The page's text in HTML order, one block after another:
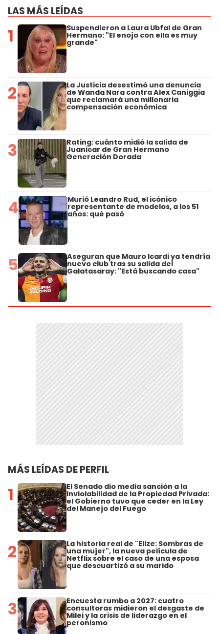
LAS MÁS LEÍDAS
1 Suspendieron a Laura Ubfal de Gran
Hermano: "El enojo con ella es muy
grande"
2 La Justicia desestimó una denuncia
de Wanda Nara contra Alex Caniggia
que reclamará una millonaria
compensación económica
3 Rating: cuánto midió la salida de
Juanicar de Gran Hermano
Generación Dorada
4 Murió Leandro Rud, el icónico
representante de modelos, a los 51
años: qué pasó
5 Aseguran que Mauro Icardi ya tendría
nuevo club tras su salida del
Galatasaray: "Está buscando casa"
MÁS LEÍDAS DE PERFIL
1 El Senado dio media sanción a la
Inviolabilidad de la Propiedad Privada:
el Gobierno tuvo que ceder en la Ley
del Manejo del Fuego
2 La historia real de "Elize: Sombras de
una mujer", la nueva película de
Netflix sobre el caso de una esposa
que descuartizó a su marido
3 Encuesta rumbo a 2027: cuatro
consultoras midieron el desgaste de
Milei y la crisis de liderazgo en el
peronismo